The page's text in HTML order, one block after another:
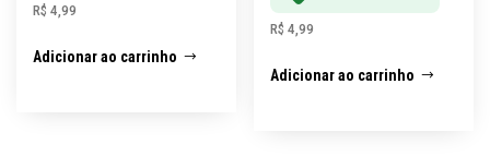
R$ 4,99
Adicionar ao carrinho
R$ 4,99
Adicionar ao carrinho